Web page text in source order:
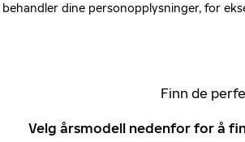
behandler dine personopplysninger, for
Finn de
Velg årsmodell nedenfor for å